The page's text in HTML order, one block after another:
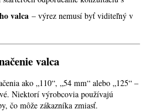
valca – výrez nemusí byť viditeľný v
valca
ako „110“, „54 mm“ alebo „125“ –
Niektorí výrobcovia používajú
čo môže zákazníka zmiasť.